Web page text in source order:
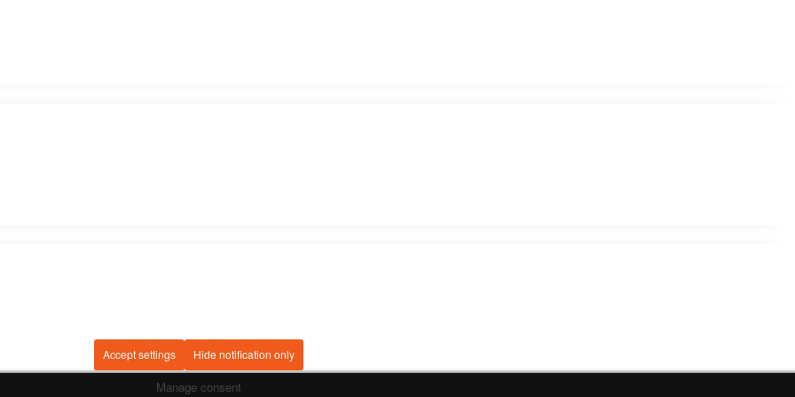
Accept settings Hide notification only
Manage consent